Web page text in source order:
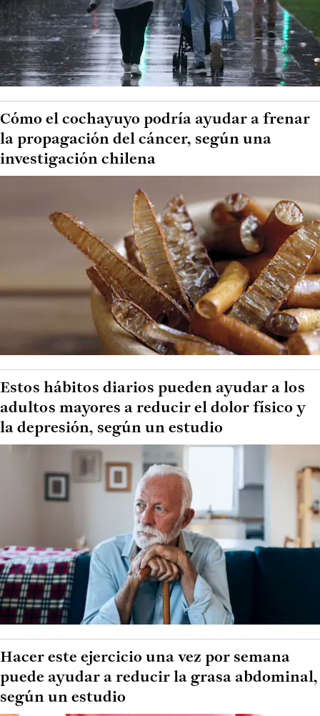
Cómo el cochayuyo podría ayudar a frenar
la propagación del cáncer, según una
investigación chilena
Estos hábitos diarios pueden ayudar a los
adultos mayores a reducir el dolor físico y
la depresión, según un estudio
Hacer este ejercicio una vez por semana
puede ayudar a reducir la grasa abdominal,
según un estudio